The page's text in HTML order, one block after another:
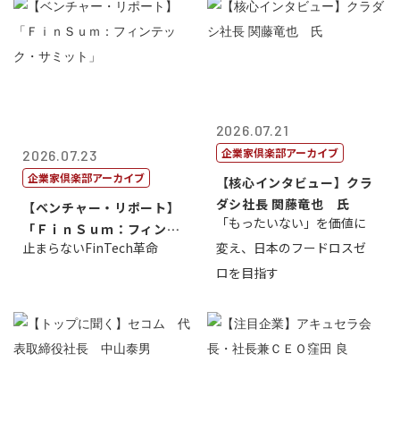
2026.07.23
企業家倶楽部アーカイブ
【ベンチャー・リポート】
「ＦｉｎＳｕｍ：フィンテ
ック・サミッ...
止まらないFinTech革命
2026.07.21
企業家倶楽部アーカイブ
【核心インタビュー】クラ
ダシ社長 関藤竜也 氏
「もったいない」を価値に
変え、日本のフードロスゼ
ロを目指す